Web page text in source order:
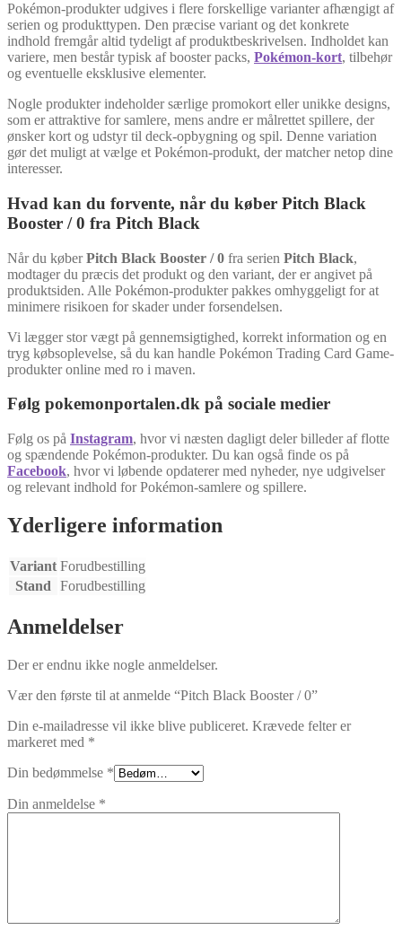
Pokémon-produkter udgives i flere forskellige varianter afhængigt af
serien og produkttypen. Den præcise variant og det konkrete
indhold fremgår altid tydeligt af produktbeskrivelsen. Indholdet kan
variere, men består typisk af booster packs, Pokémon-kort, tilbehør
og eventuelle eksklusive elementer.
Nogle produkter indeholder særlige promokort eller unikke designs,
som er attraktive for samlere, mens andre er målrettet spillere, der
ønsker kort og udstyr til deck-opbygning og spil. Denne variation
gør det muligt at vælge et Pokémon-produkt, der matcher netop dine
interesser.
Hvad kan du forvente, når du køber Pitch Black
Booster / 0 fra Pitch Black
Når du køberPitch Black Booster / 0 fra serien Pitch Black,
modtager du præcis det produkt og den variant, der er angivet på
produktsiden. Alle Pokémon-produkter pakkes omhyggeligt for at
minimere risikoen for skader under forsendelsen.
Vi lægger stor vægt på gennemsigtighed, korrekt information og en
tryg købsoplevelse, så du kan handle Pokémon Trading Card Game-
produkter online med ro i maven.
Følg pokemonportalen.dk på sociale medier
Følg os på Instagram, hvor vi næsten dagligt deler billeder af flotte
og spændende Pokémon-produkter. Du kan også finde os på
Facebook, hvor vi løbende opdaterer med nyheder, nye udgivelser
og relevant indhold for Pokémon-samlere og spillere.
Yderligere information
Variant Forudbestilling
Stand
Forudbestilling
Anmeldelser
Der er endnu ikke nogle anmeldelser.
Vær den første til at anmelde “Pitch Black Booster / 0”
Din e-mailadresse vil ikke blive publiceret. Krævede felter er
markeret med *
Din bedømmelse *
Din anmeldelse *